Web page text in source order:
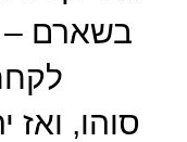
בשארם –
סוהו, ואז